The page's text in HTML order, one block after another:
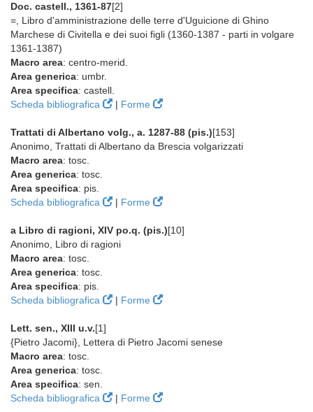
Doc. castell., 1361-87[2]
=, Libro d'amministrazione delle terre d'Uguicione di Ghino
Marchese di Civitella e dei suoi figli (1360-1387 - parti in volgare
1361-1387)
Macro area: centro-merid.
Area generica: umbr.
Area specifica: castell.
Scheda bibliografica
| Forme
Trattati di Albertano volg., a. 1287-88 (pis.)[153]
Anonimo, Trattati di Albertano da Brescia volgarizzati
Macro area: tosc.
Area generica: tosc.
Area specifica: pis.
Scheda bibliografica
| Forme
a Libro di ragioni, XIV po.q. (pis.)[10]
Anonimo, Libro di ragioni
Macro area: tosc.
Area generica: tosc.
Area specifica: pis.
Scheda bibliografica
| Forme
Lett. sen., XIII u.v.[1]
{Pietro Jacomi}, Lettera di Pietro Jacomi senese
Macro area: tosc.
Area generica: tosc.
Area specifica: sen.
Scheda bibliografica
| Forme